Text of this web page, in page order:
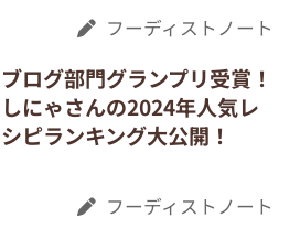
フーディストノート
ブログ部門グランプリ受賞！
しにゃさんの2024年人気レ
シピランキング大公開！
フーディストノート